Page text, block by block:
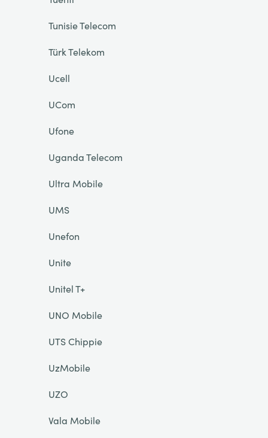
Tunisie Telecom
Türk Telekom
Ucell
UCom
Ufone
Uganda Telecom
Ultra Mobile
UMS
Unefon
Unite
Unitel T+
UNO Mobile
UTS Chippie
UzMobile
UZO
Vala Mobile